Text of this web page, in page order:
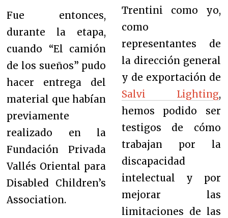
Fue entonces,
durante la etapa,
cuando “El camión
de los sueños” pudo
hacer entrega del
material que habían
previamente
realizado en la
Fundación Privada
Vallés Oriental para
Disabled Children’s
Association.
Trentini como yo,
como
representantes de
la dirección general
y de exportación de
Salvi Lighting,
hemos podido ser
testigos de cómo
trabajan por la
discapacidad
intelectual y por
mejorar las
limitaciones de las